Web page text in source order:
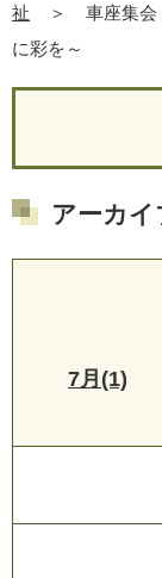
祉
＞
車座集
に彩を～
アーカイ
7月(1)